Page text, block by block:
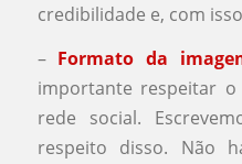
credibilidade e, com
– Formato da
importante respeitar
rede social.
respeito disso. Não